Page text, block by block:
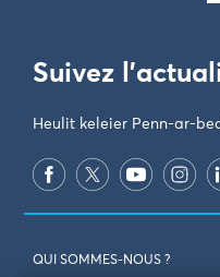
Suivez
Heulit keleier Penn-ar-
QUI SOMMES-NOUS ?